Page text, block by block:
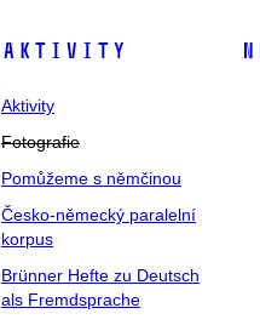
Aktivity
Aktivity
Fotografie
Pomůžeme s němčinou
Česko-německý paralelní
korpus
Brünner Hefte zu Deutsch
als Fremdsprache